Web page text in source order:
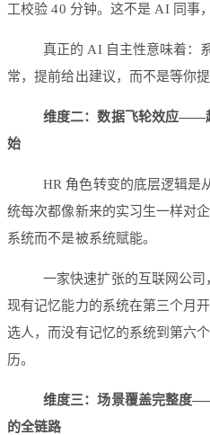
工校验 40 分钟。这不是 AI 同事
真正的 AI 自主性意味着：
常，提前给出建议，而不是等你提
维度二：数据飞轮效应——
始
HR 角色转变的底层逻辑是
统每次都像新来的实习生一样对
系统而不是被系统赋能。
一家快速扩张的互联网公
现有记忆能力的系统在第三个月
选人，而没有记忆的系统到第六
历。
维度三：场景覆盖完整度
的全链路